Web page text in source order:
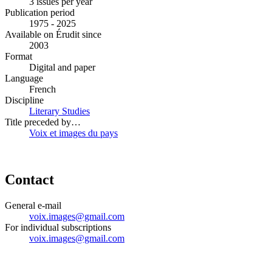
Publication period
1975 - 2025
Available on Érudit since
2003
Format
Digital and paper
Language
French
Discipline
Literary Studies
Title preceded by…
Voix et images du pays
Contact
General e-mail
voix.images@gmail.com
For individual subscriptions
voix.images@gmail.com